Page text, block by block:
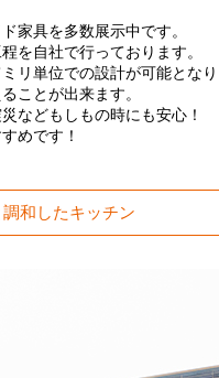
家具を多数展示中です。
を自社で行っております。
リ単位での設計が可能となり
ことが出来ます。
などもしもの時にも安心！
めです！
和したキッチン